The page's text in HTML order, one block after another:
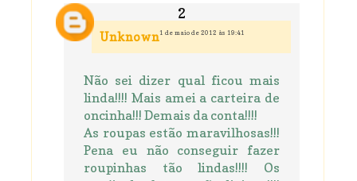
Unknown1 de maio de 2012 às 19:41
Não sei dizer qual ficou mais
linda!!!! Mais amei a carteira de
oncinha!!! Demais da conta!!!!
As roupas estão maravilhosas!!!
Pena eu não conseguir fazer
roupinhas tão lindas!!!! Os